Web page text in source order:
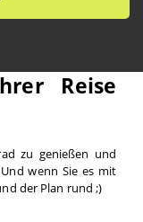
Reise
zu genießen und
wenn Sie es mit
der Plan rund ;)